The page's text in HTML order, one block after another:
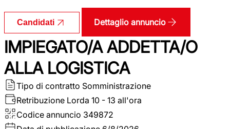
Candidati Dettaglio annuncio
IMPIEGATO/A ADDETTA/O
ALLA LOGISTICA
Tipo di contratto Somministrazione
Retribuzione Lorda 10 - 13 all'ora
Codice annuncio 349872